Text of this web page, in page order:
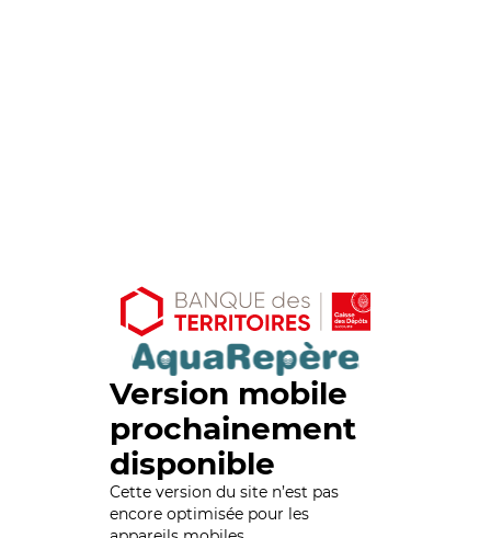
Version mobile
prochainement
disponible
Cette version du site n’est pas
encore optimisée pour les